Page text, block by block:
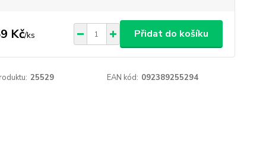
Kč/ks Přidat do košíku
25529 EAN kód: 092389255294